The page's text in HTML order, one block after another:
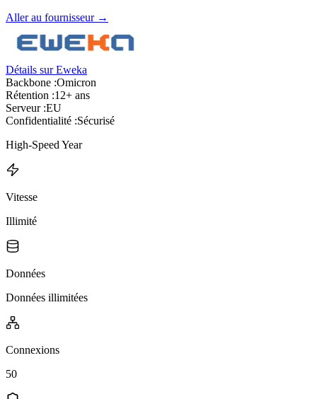
Aller au fournisseur→
Détails sur Eweka
Backbone :Omicron
Rétention :12+ ans
Serveur :EU
Confidentialité :Sécurisé
High-Speed Year
Vitesse
Illimité
Données
Données illimitées
Connexions
50